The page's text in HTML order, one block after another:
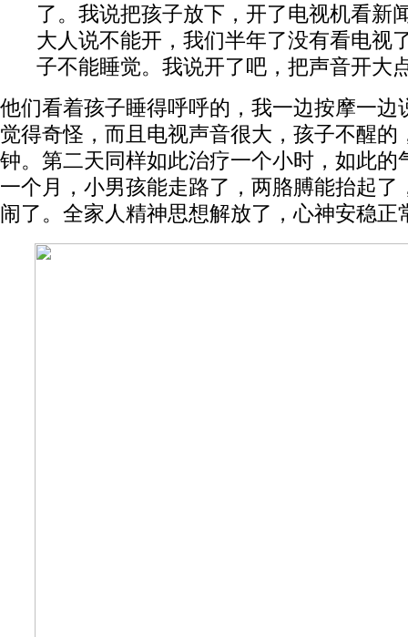
了。我说把孩子放下，开了电视机看新
大人说不能开，我们半年了没有看电视
子不能睡觉。我说开了吧，把声音开大
他们看着孩子睡得呼呼的，我一边按摩一边
觉得奇怪，而且电视声音很大，孩子不醒的
钟。第二天同样如此治疗一个小时，如此的
一个月，小男孩能走路了，两胳膊能抬起了
闹了。全家人精神思想解放了，心神安稳正